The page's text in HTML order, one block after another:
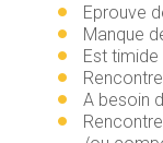
Eprouve
Manque
Est timide
A besoin